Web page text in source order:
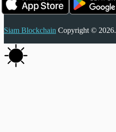
Siam Blockchain Copyright © 2026.